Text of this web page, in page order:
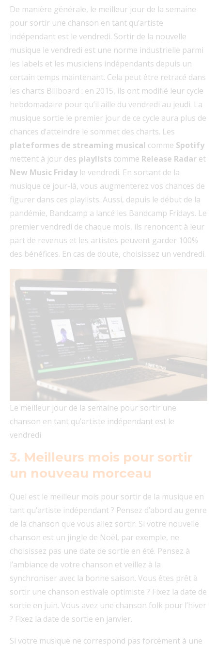
De manière générale, le meilleur jour de la semaine
pour sortir une chanson en tant qu’artiste
indépendant est le vendredi. Sortir de la nouvelle
musique le vendredi est une norme industrielle parmi
les labels et les musiciens indépendants depuis un
certain temps maintenant. Cela peut être retracé dans
les charts Billboard : en 2015, ils ont modifié leur cycle
hebdomadaire pour qu’il aille du vendredi au jeudi. La
musique sortie le premier jour de ce cycle aura plus de
chances d’atteindre le sommet des charts. Les
plateformes de streaming musical comme Spotify
mettent à jour des playlists comme Release Radar et
New Music Friday le vendredi. En sortant de la
musique ce jour-là, vous augmenterez vos chances de
figurer dans ces playlists. Aussi, depuis le début de la
pandémie, Bandcamp a lancé les Bandcamp Fridays. Le
premier vendredi de chaque mois, ils renoncent à leur
part de revenus et les artistes peuvent garder 100%
des bénéfices. En cas de doute, choisissez un vendredi.
Le meilleur jour de la semaine pour sortir une
chanson en tant qu’artiste indépendant est le
vendredi
3. Meilleurs mois pour sortir
un nouveau morceau
Quel est le meilleur mois pour sortir de la musique en
tant qu’artiste indépendant ? Pensez d’abord au genre
de la chanson que vous allez sortir. Si votre nouvelle
chanson est un jingle de Noël, par exemple, ne
choisissez pas une date de sortie en été. Pensez à
l’ambiance de votre chanson et veillez à la
synchroniser avec la bonne saison. Vous êtes prêt à
sortir une chanson estivale optimiste ? Fixez la date de
sortie en juin. Vous avez une chanson folk pour l’hiver
? Fixez la date de sortie en janvier.
Si votre musique ne correspond pas forcément à une